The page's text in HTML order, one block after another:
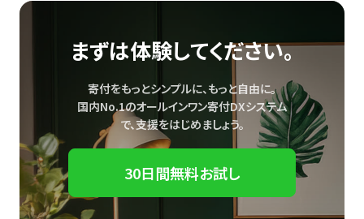
まずは体験してください。
寄付をもっとシンプルに、もっと自由に。
国内No.1のオールインワン寄付DXシステム
で、支援をはじめましょう。
30日間無料お試し